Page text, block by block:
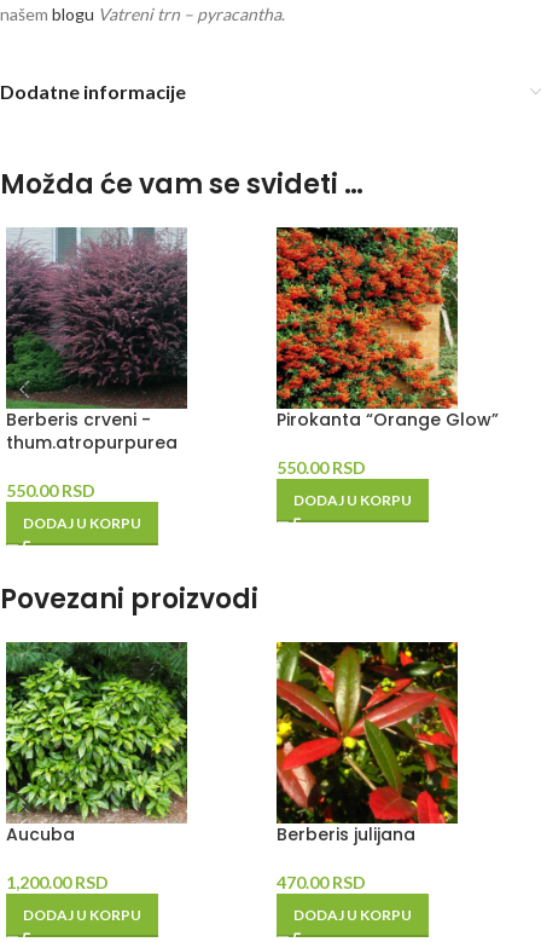
našem blogu Vatreni trn – pyracantha.
Dodatne informacije
Možda će vam se svideti …
Berberis crveni -
thum.atropurpurea
550.00RSD
DODAJ U KORPU
Pirokanta “Orange Glow”
550.00RSD
DODAJ U KORPU
Povezani proizvodi
Aucuba
1,200.00RSD
DODAJ U KORPU
Berberis julijana
470.00RSD
DODAJ U KORPU